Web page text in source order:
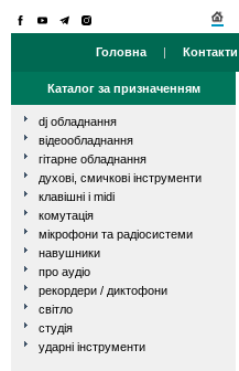
Головна | Контакти
Каталог за призначенням
dj обладнання
відеообладнання
гітарне обладнання
духові, смичкові інструменти
клавішні і midi
комутація
мікрофони та радіосистеми
навушники
про аудіо
рекордери / диктофони
світло
студія
ударні інструменти